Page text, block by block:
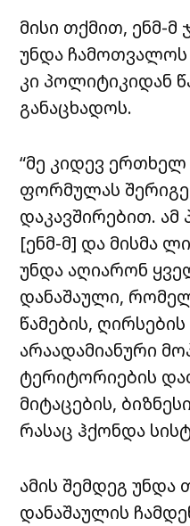
მისი თქმით, ენმ-მ
უნდა
კი პოლიტიკიდან
განაცხადოს.
“მე კიდევ
ფორმულას
დაკავშირებით.
[ენმ-მ] და მისმა
უნდა აღიარონ
დანაშაული,
წამების,
არაადამიანური
ტერიტორიების
მიტაცების,
რასაც ჰქონდა
ამის შემდეგ უნდა
დანაშაულის